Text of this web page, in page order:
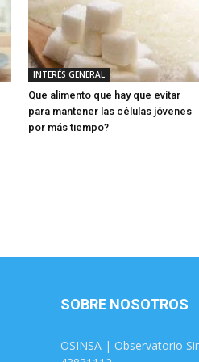
INTERÉS GENERAL
Que alimento que hay que evitar
para mantener las células jóvenes
por más tiempo?
SOBRE NOSOTROS
OSINSA | Observatorio